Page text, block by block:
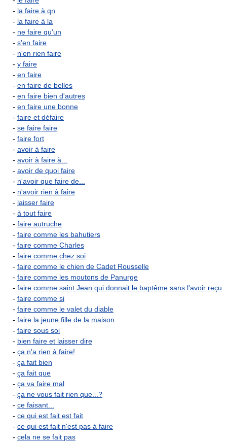
- la faire à qn
- la faire à la
- ne faire qu'un
- s'en faire
- n'en rien faire
- y faire
- en faire
- en faire de belles
- en faire bien d'autres
- en faire une bonne
- faire et défaire
- se faire faire
- faire fort
- avoir à faire
- avoir à faire à...
- avoir de quoi faire
- n'avoir que faire de...
- n'avoir rien à faire
- laisser faire
- à tout faire
- faire autruche
- faire comme les bahutiers
- faire comme Charles
- faire comme chez soi
- faire comme le chien de Cadet Rousselle
- faire comme les moutons de Panurge
- faire comme saint Jean qui donnait le baptême sans l'avoir reçu
- faire comme si
- faire comme le valet du diable
- faire la jeune fille de la maison
- faire sous soi
- bien faire et laisser dire
- ça n'a rien à faire!
- ça fait bien
- ça fait que
- ça va faire mal
- ça ne vous fait rien que...?
- ce faisant...
- ce qui est fait est fait
- ce qui est fait n'est pas à faire
- cela ne se fait pas